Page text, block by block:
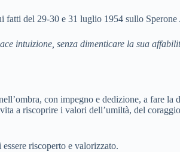
fatti del 29-30 e 31 luglio 1954 sullo
intuizione, senza dimenticare la sua
con impegno e dedizione, a fare la
a riscoprire i valori dell’umiltà, del
riscoperto e valorizzato.